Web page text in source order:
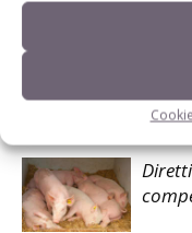
Articoli correlati
con